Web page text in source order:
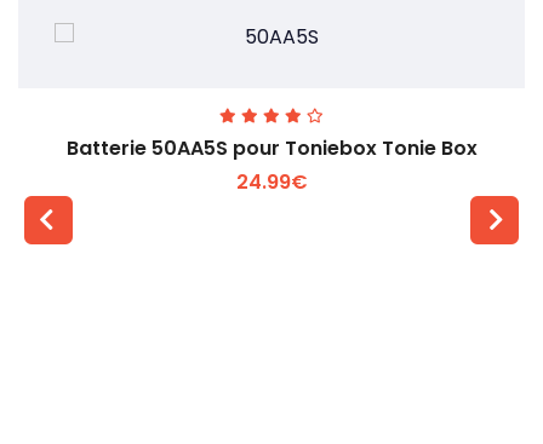
Batterie 50AA5S pour Toniebox Tonie Box
24.99€